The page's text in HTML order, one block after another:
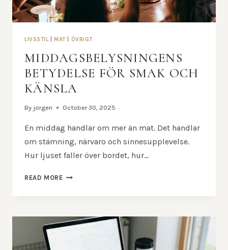
LIVSSTIL MAT| ÖVRIGT
MIDDAGSBELYSNINGENS
BETYDELSE FÖR SMAK OCH
KÄNSLA
By jorgen October 30, 2025
En middag handlar om mer än mat. Det handlar
om stämning, närvaro och sinnesupplevelse.
Hur ljuset faller över bordet, hur…
READ MOREMIDDAGSBELYSNINGENS
OCH
KÄNSLA